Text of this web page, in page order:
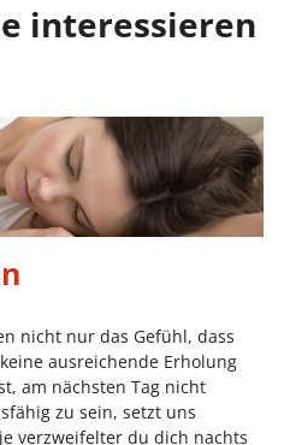
interessieren
nicht nur das Gefühl, dass
ausreichende Erholung
am nächsten Tag nicht
zu sein, setzt uns
verzweifelter du dich nachts